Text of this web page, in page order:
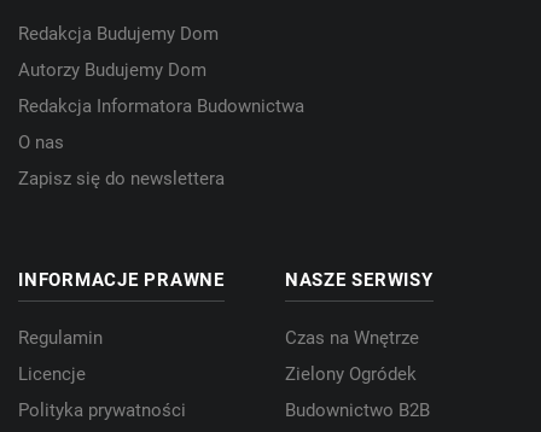
Redakcja Budujemy Dom
Autorzy Budujemy Dom
Redakcja Informatora Budownictwa
O nas
Zapisz się do newslettera
INFORMACJE PRAWNE
Regulamin
Licencje
Polityka prywatności
NASZE SERWISY
Czas na Wnętrze
Zielony Ogródek
Budownictwo B2B